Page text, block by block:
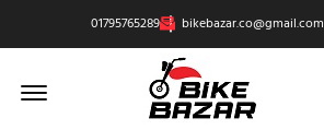
01795765289 bikebazar.co@gmail.com
Offcanvas Menu Open